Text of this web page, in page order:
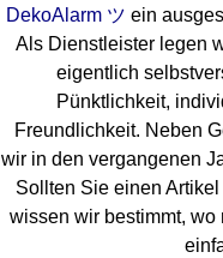
DekoAlarm ツ ein
Als Dienstleister legen
eigentlich
Pünktlichkeit,
Freundlichkeit. Neben
wir in den vergangenen
Sollten Sie einen
wissen wir bestimmt, wo